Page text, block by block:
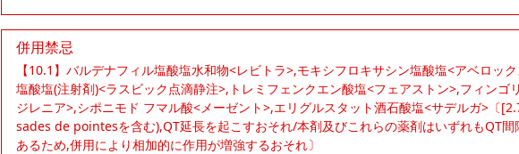
併用禁忌
【10.1】バルデナフィル塩酸塩水和物<レビトラ>,モキシフロキサシン塩酸塩<アベロッ
塩酸塩(注射剤)<ラスビック点滴静注>,トレミフェンクエン酸塩<フェアストン>,フィンゴ
ジレニア>,シポニモド フマル酸<メーゼント>,エリグルスタット酒石酸塩<サデルガ>〔
sades de pointesを含む),QT延長を起こすおそれ/本剤及びこれらの薬剤はいずれもQT間
あるため,併用により相加的に作用が増強するおそれ〕